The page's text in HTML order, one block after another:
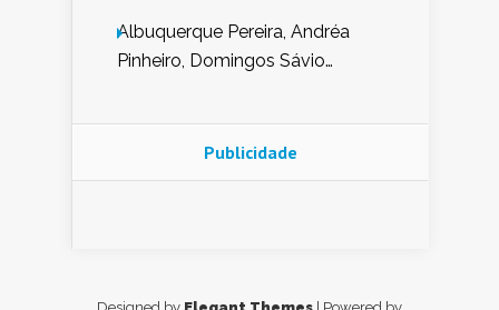
Albuquerque Pereira, Andréa
Pinheiro, Domingos Sávio
Nunes de Sena, Fátima Peixoto,
Glória Pereira, Kátia Mesel,
Publicidade
Designed by Elegant Themes | Powered by